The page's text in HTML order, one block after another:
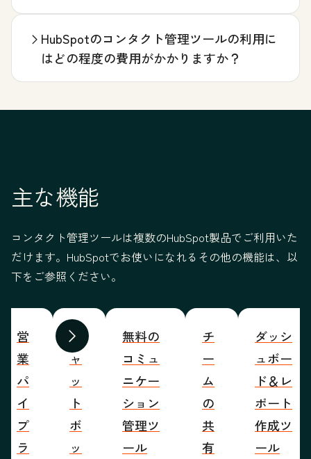
HubSpotのコンタクト管理ツールの利用に
はどの程度の費用がかかりますか？
主な機能
コンタクト管理ツールは複数のHubSpot製品でご利用いた
だけます。HubSpotでお使いになれるその他の機能は、以
下をご参照ください。
前へ 次へ
営
業
パ
イ
プ
ラ
チ
ャ
ッ
ト
ボ
ッ
無料の
コミュ
ニケー
ション
管理ツ
ール
チ
ー
ム
の
共
有
ダッシ
ュボー
ド＆レ
ポート
作成ツ
ール